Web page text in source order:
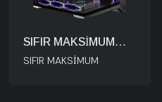
SIFIR MAKSİMUM
SİYAH
SIFIR MAKSİMUM